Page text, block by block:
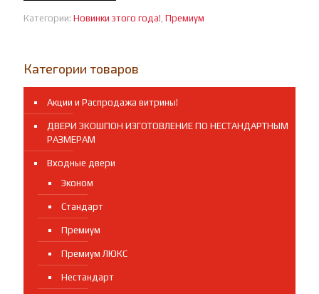
премиум
НОВИНА!
Категории: Новинки этого года! Премиум
Категории товаров
Акции и Распродажа витрины!
ДВЕРИ ЭКОШПОН ИЗГОТОВЛЕНИЕ ПО НЕСТАНДАРТНЫМ
РАЗМЕРАМ
Входные двери
Эконом
Стандарт
Премиум
Премиум ЛЮКС
Нестандарт